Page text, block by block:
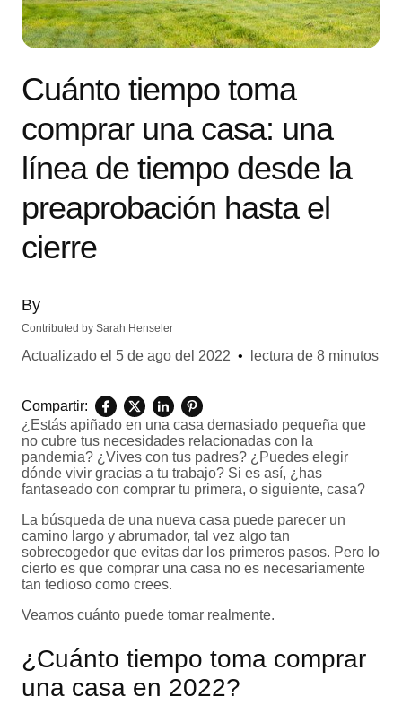
Cuánto tiempo toma
comprar una casa: una
línea de tiempo desde la
preaprobación hasta el
cierre
By
Contributed by Sarah Henseler
Actualizado el 5 de ago del 2022 • lectura de 8 minutos
Compartir:
¿Estás apiñado en una casa demasiado pequeña que
no cubre tus necesidades relacionadas con la
pandemia? ¿Vives con tus padres? ¿Puedes elegir
dónde vivir gracias a tu trabajo? Si es así, ¿has
fantaseado con comprar tu primera, o siguiente, casa?
La búsqueda de una nueva casa puede parecer un
camino largo y abrumador, tal vez algo tan
sobrecogedor que evitas dar los primeros pasos. Pero lo
cierto es que comprar una casa no es necesariamente
tan tedioso como crees.
Veamos cuánto puede tomar realmente.
¿Cuánto tiempo toma comprar
una casa en 2022?